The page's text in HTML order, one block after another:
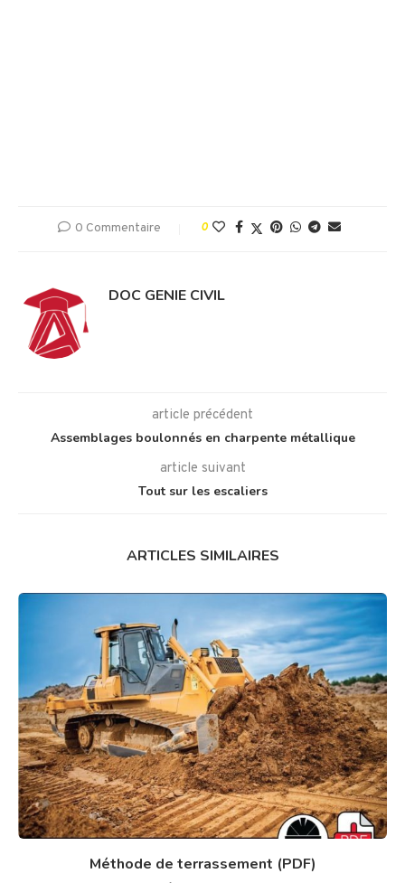
0 Commentaire 0
DOC GENIE CIVIL
article précédent
Assemblages boulonnés en charpente métallique
article suivant
Tout sur les escaliers
ARTICLES SIMILAIRES
Méthode de terrassement (PDF)